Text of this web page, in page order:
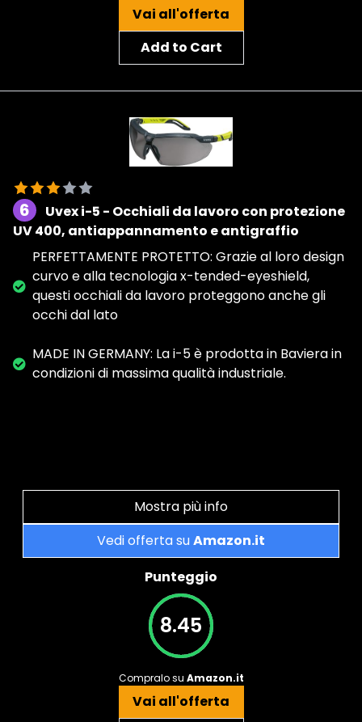
Vai all'offerta
Add to Cart
6
Uvex i-5 - Occhiali da lavoro con protezione
UV 400, antiappannamento e antigraffio
PERFETTAMENTE PROTETTO: Grazie al loro design
curvo e alla tecnologia x-tended-eyeshield,
questi occhiali da lavoro proteggono anche gli
occhi dal lato
MADE IN GERMANY: La i-5 è prodotta in Baviera in
condizioni di massima qualità industriale.
Mostra più info
Vedi offerta suAmazon.it
Punteggio
8.45
Compralo su Amazon.it
Vai all'offerta